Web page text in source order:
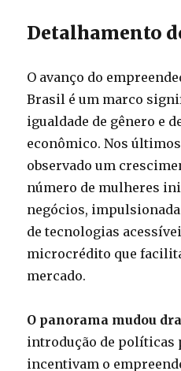
Detalhamento
O avanço do
Brasil é um marco
igualdade de gênero e
econômico. Nos
observado um
número de mulheres
negócios,
de tecnologias
microcrédito que
mercado.
O panorama mudou
introdução de políticas
incentivam o